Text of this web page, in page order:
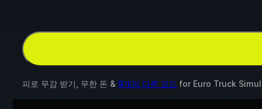
피로 무감 받기, 무한 돈 & 9개의 다른 모드 for Euro Truck